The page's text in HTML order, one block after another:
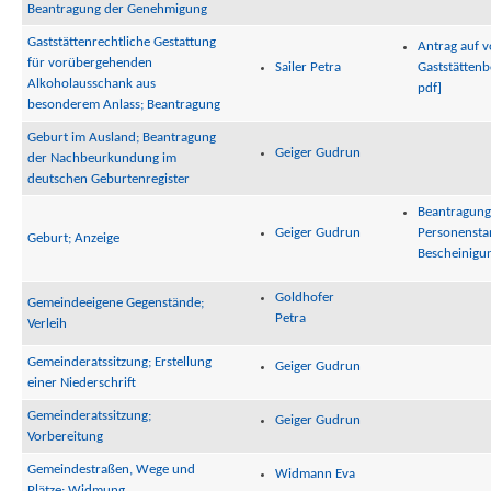
Beantragung der Genehmigung
Gaststättenrechtliche Gestattung
für vorübergehenden
Alkoholausschank aus
besonderem Anlass; Beantragung
Sailer Petra
Antrag auf
pdf]
Geburt im Ausland; Beantragung
der Nachbeurkundung im
deutschen Geburtenregister
Geiger Gudrun
Geburt; Anzeige Geiger Gudrun
Gemeindeeigene Gegenstände;
Verleih
Goldhofer
Petra
Gemeinderatssitzung; Erstellung
einer Niederschrift
Geiger Gudrun
Gemeinderatssitzung;
Vorbereitung
Geiger Gudrun
Gemeindestraßen, Wege und
Widmann Eva